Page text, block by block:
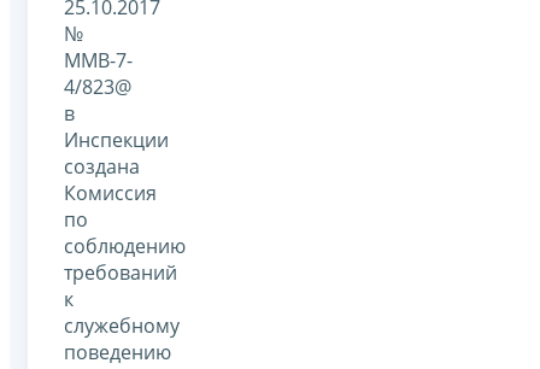
25.10.2017
№
ММВ-7-
4/823@
в
Инспекции
создана
Комиссия
по
соблюдению
требований
к
служебному
поведению